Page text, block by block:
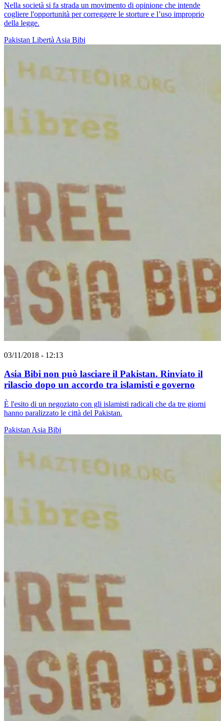
Nella società si fa strada un movimento di opinione che intende
cogliere l'opportunità per correggere le storture e l’uso improprio
della legge.
Pakistan Libertà Asia Bibi
03/11/2018 - 12:13
Asia Bibi non può lasciare il Pakistan. Rinviato il
rilascio dopo un accordo tra islamisti e governo
È l'esito di un negoziato con gli islamisti radicali che da tre giorni
hanno paralizzato le città del Pakistan.
Pakistan Asia Bibi